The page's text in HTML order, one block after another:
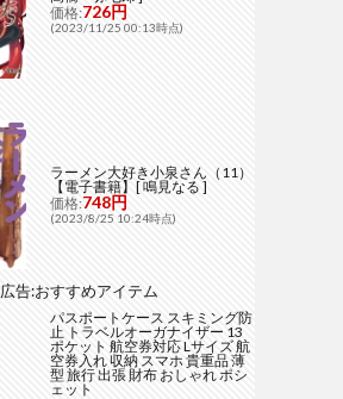
価格:726円
(2023/11/25 00:13時点)
ラーメン大好き小泉さん（11）
【電子書籍】[ 鳴見なる ]
価格:748円
(2023/8/25 10:24時点)
広告:おすすめアイテム
パスポートケース スキミング防
止 トラベルオーガナイザー 13
ポケット 航空券対応 Lサイズ 航
空券入れ 収納 スマホ 貴重品 薄
型 旅行 出張 財布 おしゃれ ポシ
ェット